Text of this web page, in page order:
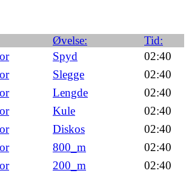
Øvelse:
Tid:
Spyd
02:40
Slegge
02:40
Lengde
02:40
Kule
02:40
Diskos
02:40
800_m
02:40
200_m
02:40